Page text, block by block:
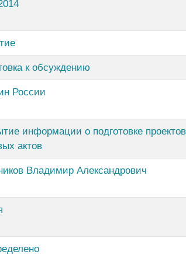
к обсуждению
России
информации о подготовке
актов
Владимир Александрович